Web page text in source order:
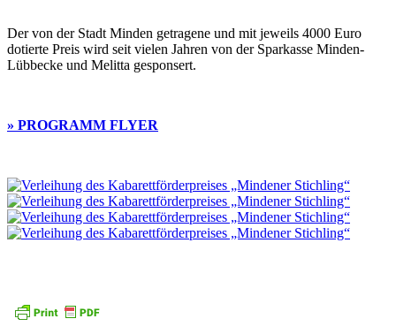
Der von der Stadt Minden getragene und mit jeweils 4000 Euro
dotierte Preis wird seit vielen Jahren von der Sparkasse Minden-
Lübbecke und Melitta gesponsert.
» PROGRAMM FLYER